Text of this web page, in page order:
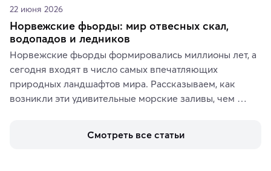
22 июня 2026
Норвежские фьорды: мир отвесных скал,
водопадов и ледников
Норвежские фьорды формировались миллионы лет, а
сегодня входят в число самых впечатляющих
природных ландшафтов мира. Рассказываем, как
возникли эти удивительные морские заливы, чем
включить в маршрут по Норвегии.
Смотреть все статьи